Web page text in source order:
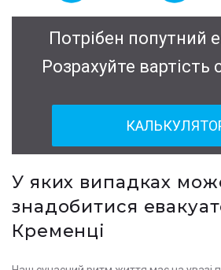
Потрібен попутний
Розрахуйте вартість
У яких випадках
знадобитися
Кременці